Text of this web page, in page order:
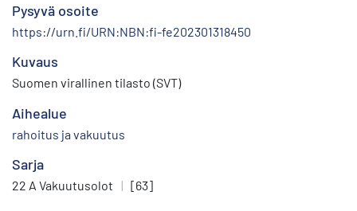
Pysyvä osoite
https://urn.fi/URN:NBN:fi-fe202301318450
Kuvaus
Suomen virallinen tilasto (SVT)
Aihealue
rahoitus ja vakuutus
Sarja
22 A Vakuutusolot | [63]